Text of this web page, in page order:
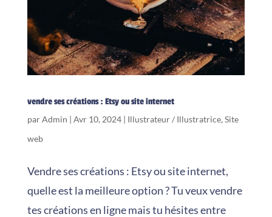
vendre ses créations : Etsy ou site internet
parAdmin | Avr 10, 2024| Illustrateur / Illustratrice, Site
web
Vendre ses créations : Etsy ou site internet,
quelle est la meilleure option ? Tu veux vendre
tes créations en ligne mais tu hésites entre